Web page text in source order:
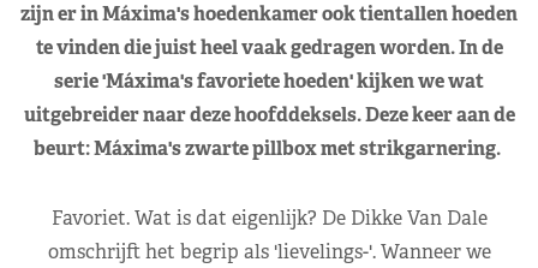
zijn er in Máxima's hoedenkamer ook tientallen hoeden
te vinden die juist heel vaak gedragen worden. In de
serie 'Máxima's favoriete hoeden' kijken we wat
uitgebreider naar deze hoofddeksels. Deze keer aan de
beurt: Máxima's zwarte pillbox met strikgarnering.
Favoriet. Wat is dat eigenlijk? De Dikke Van Dale
omschrijft het begrip als 'lievelings-'. Wanneer we